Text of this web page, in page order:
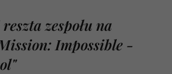
zespołu na
Impossible -